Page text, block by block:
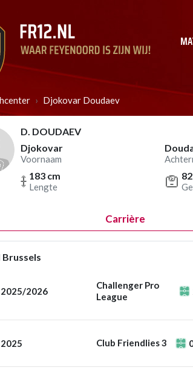
Djokovar Doudaev
D. DOUDAEV
Djokovar
Voornaam
183 cm
Lengte
Carrière
Brussels
2025/2026
Challenger Pro
League
2025 Club Friendlies 3